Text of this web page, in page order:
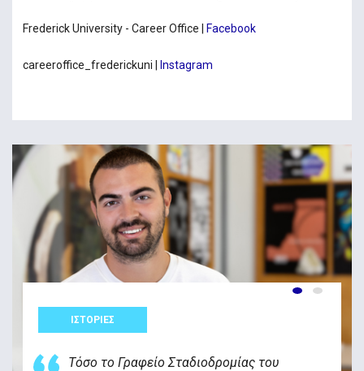
Frederick University - Career Office | Facebook
careeroffice_frederickuni | Instagram
ΙΣΤΟΡΙΕΣ
Τόσο το Γραφείο Σταδιοδρομίας του